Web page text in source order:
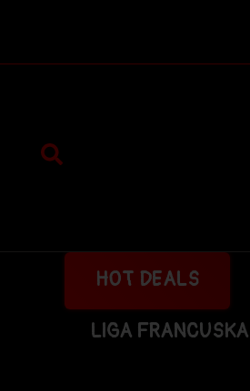
treści
HOT DEALS
LIGA FRANCUSKA